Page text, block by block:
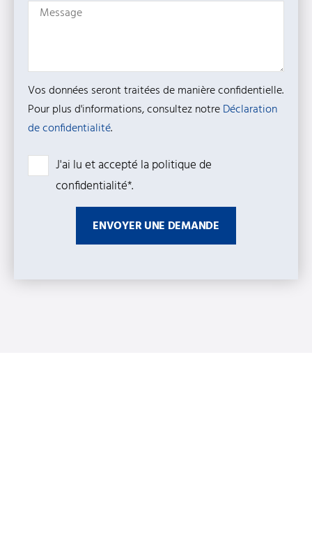
Vos données seront traitées de manière confidentielle.
Pour plus d'informations, consultez notreDéclaration
de confidentialité.
J'ai lu et accepté la politique de
confidentialité*.
ENVOYER UNE DEMANDE